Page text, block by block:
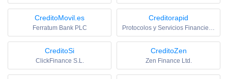
CreditoMovil.es
Ferratum Bank PLC
Creditorapid
Protocolos y Servicios Financieros SL
CreditoSi
ClickFinance S.L.
CreditoZen
Zen Finance Ltd.